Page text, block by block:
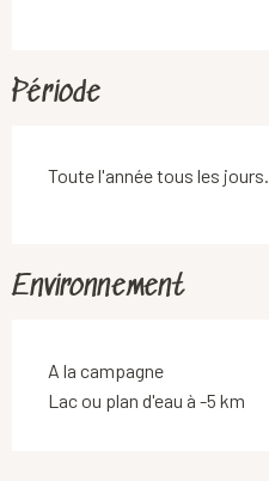
Période
Toute l'année tous les jours.
Environnement
A la campagne
Lac ou plan d'eau à -5 km